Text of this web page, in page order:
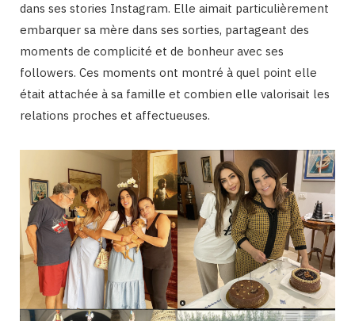
dans ses stories Instagram. Elle aimait particulièrement
embarquer sa mère dans ses sorties, partageant des
moments de complicité et de bonheur avec ses
followers. Ces moments ont montré à quel point elle
était attachée à sa famille et combien elle valorisait les
relations proches et affectueuses​.